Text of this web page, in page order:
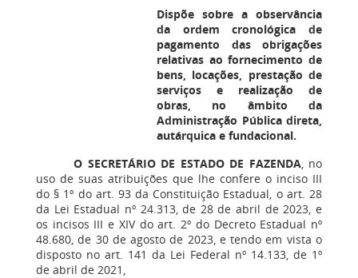
Dispõe sobre a observância
da ordem cronológica de
pagamento das obrigações
relativas ao fornecimento de
bens, locações, prestação de
serviços e realização de
obras, no âmbito da
Administração Pública direta,
autárquica e fundacional.
O SECRETÁRIO DE ESTADO DE FAZENDA, no
uso de suas atribuições que lhe confere o inciso III
do § 1º do art. 93 da Constituição Estadual, o art. 28
da Lei Estadual nº 24.313, de 28 de abril de 2023, e
os incisos III e XIV do art. 2º do Decreto Estadual nº
48.680, de 30 de agosto de 2023, e tendo em vista o
disposto no art. 141 da Lei Federal nº 14.133, de 1º
de abril de 2021,